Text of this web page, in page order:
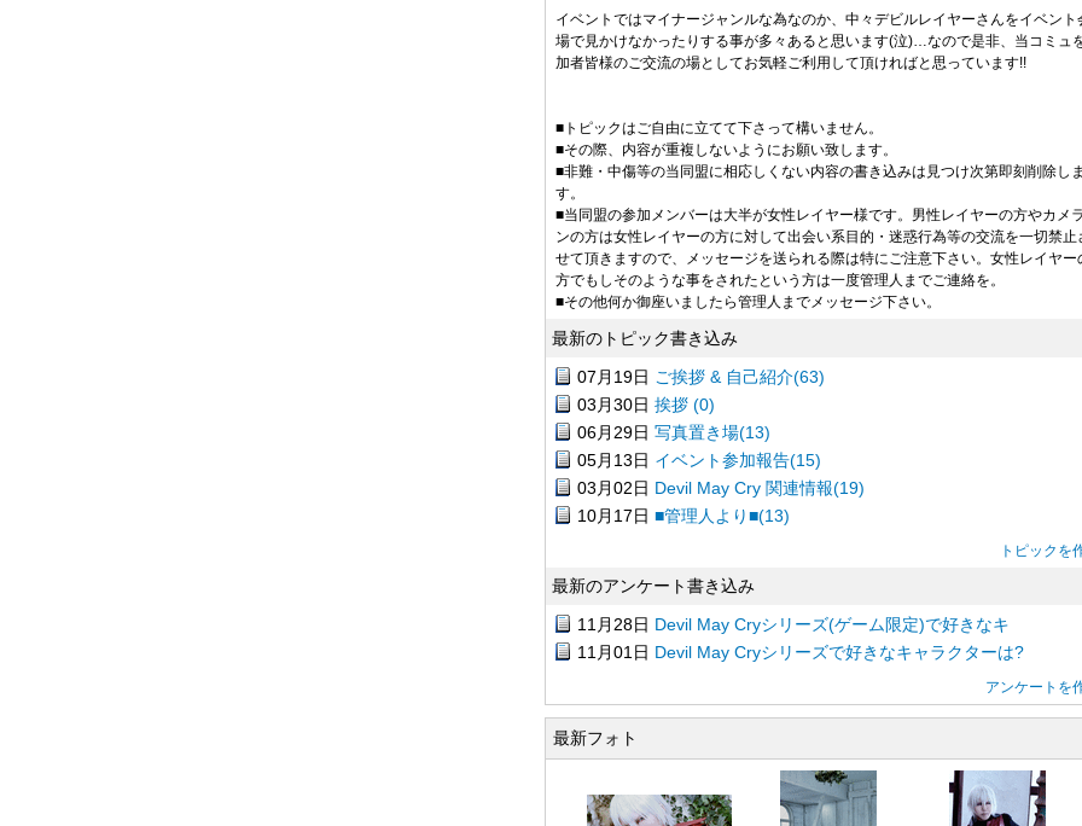
イベントではマイナージャンルな為なのか、中々デビルレイヤーさんをイベント
場で見かけなかったりする事が多々あると思います(泣)…なので是非、当コミュ
加者皆様のご交流の場としてお気軽ご利用して頂ければと思っています!!
■トピックはご自由に立てて下さって構いません。
■その際、内容が重複しないようにお願い致します。
■非難・中傷等の当同盟に相応しくない内容の書き込みは見つけ次第即刻削除しま
す。
■当同盟の参加メンバーは大半が女性レイヤー様です。男性レイヤーの方やカメ
ンの方は女性レイヤーの方に対して出会い系目的・迷惑行為等の交流を一切禁止
せて頂きますので、メッセージを送られる際は特にご注意下さい。女性レイヤー
方でもしそのような事をされたという方は一度管理人までご連絡を。
■その他何か御座いましたら管理人までメッセージ下さい。
最新のトピック書き込み
07月19日 ご挨拶 & 自己紹介(63)
03月30日 挨拶 (0)
06月29日 写真置き場(13)
05月13日 イベント参加報告(15)
03月02日 Devil May Cry 関連情報(19)
10月17日 ■管理人より■(13)
トピックを
最新のアンケート書き込み
11月28日 Devil May Cryシリーズ(ゲーム限定)で好きなキ
11月01日 Devil May Cryシリーズで好きなキャラクターは?
アンケートを
最新フォト